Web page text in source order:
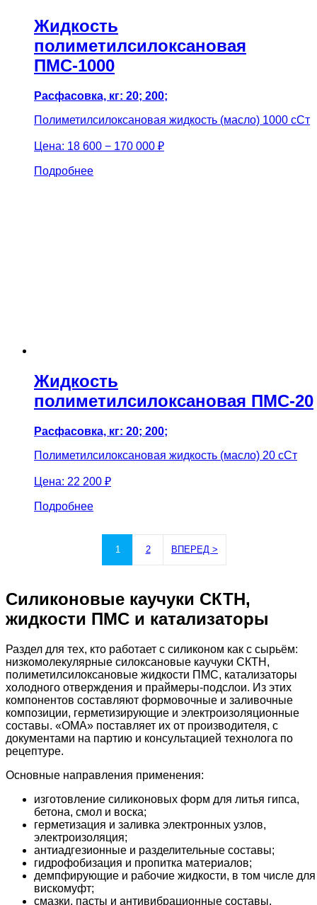
Жидкость
полиметилсилоксановая
ПМС-1000
Расфасовка, кг: 20; 200;
Полиметилсилоксановая жидкость (масло) 1000 сСт
Цена: 18 600 − 170 000 ₽
Подробнее
Жидкость
полиметилсилоксановая ПМС-20
Расфасовка, кг: 20; 200;
Полиметилсилоксановая жидкость (масло) 20 сСт
Цена: 22 200 ₽
Подробнее
1 2 ВПЕРЕД >
Силиконовые каучуки СКТН,
жидкости ПМС и катализаторы
Раздел для тех, кто работает с силиконом как с сырьём:
низкомолекулярные силоксановые каучуки СКТН,
полиметилсилоксановые жидкости ПМС, катализаторы
холодного отверждения и праймеры-подслои. Из этих
компонентов составляют формовочные и заливочные
композиции, герметизирующие и электроизоляционные
составы. «ОМА» поставляет их от производителя, с
документами на партию и консультацией технолога по
рецептуре.
Основные направления применения:
изготовление силиконовых форм для литья гипса,
бетона, смол и воска;
герметизация и заливка электронных узлов,
электроизоляция;
антиадгезионные и разделительные составы;
гидрофобизация и пропитка материалов;
демпфирующие и рабочие жидкости, в том числе для
вискомуфт;
смазки, пасты и антивибрационные составы.